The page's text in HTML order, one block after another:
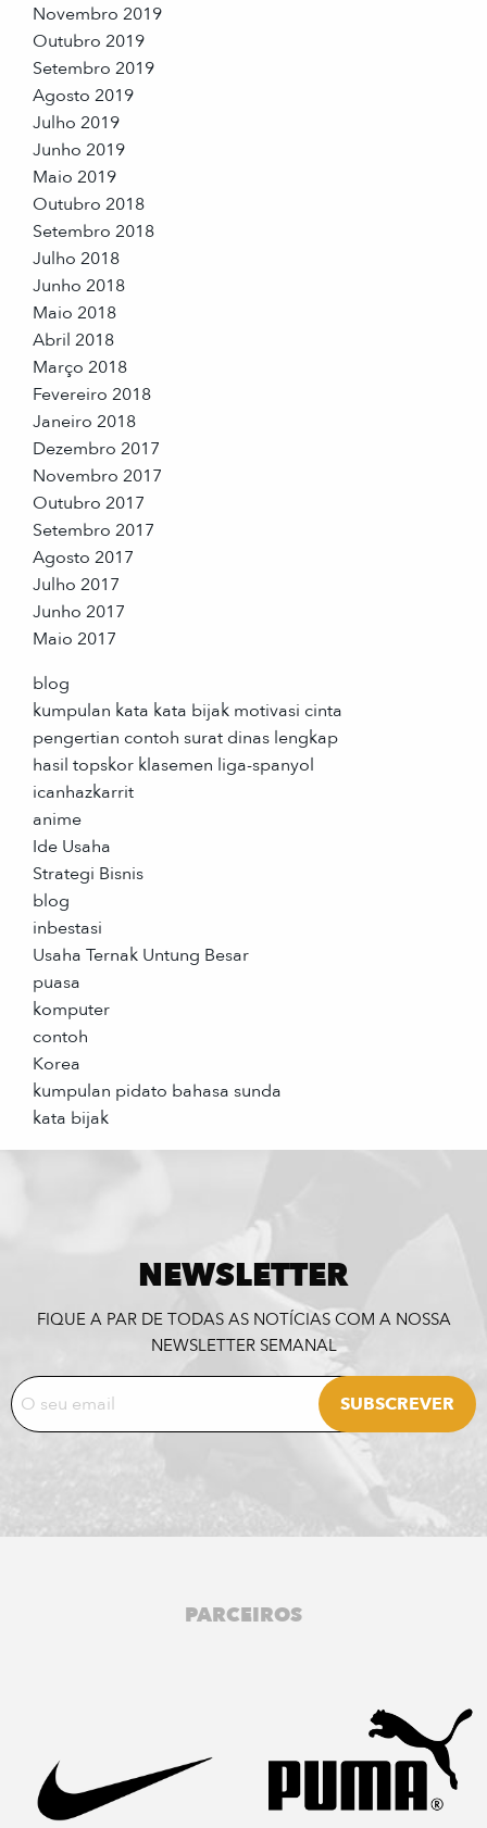
Novembro 2019
Outubro 2019
Setembro 2019
Agosto 2019
Julho 2019
Junho 2019
Maio 2019
Outubro 2018
Setembro 2018
Julho 2018
Junho 2018
Maio 2018
Abril 2018
Março 2018
Fevereiro 2018
Janeiro 2018
Dezembro 2017
Novembro 2017
Outubro 2017
Setembro 2017
Agosto 2017
Julho 2017
Junho 2017
Maio 2017
blog
kumpulan kata kata bijak motivasi cinta
pengertian contoh surat dinas lengkap
hasil topskor klasemen liga-spanyol
icanhazkarrit
anime
Ide Usaha
Strategi Bisnis
blog
inbestasi
Usaha Ternak Untung Besar
puasa
komputer
contoh
Korea
kumpulan pidato bahasa sunda
kata bijak
NEWSLETTER
FIQUE A PAR DE TODAS AS NOTÍCIAS COM A NOSSA
NEWSLETTER SEMANAL
PARCEIROS